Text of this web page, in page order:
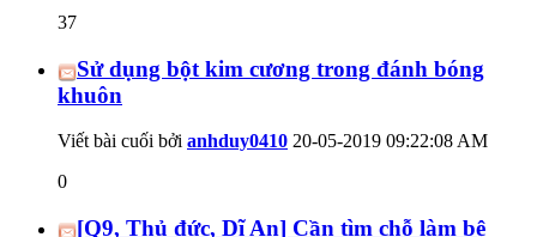
37
Sử dụng bột kim cương trong đánh bóng
khuôn
Viết bài cuối bởi anhduy0410 20-05-2019 09:22:08 AM
0
[Q9, Thủ đức, Dĩ An] Cần tìm chỗ làm bệ